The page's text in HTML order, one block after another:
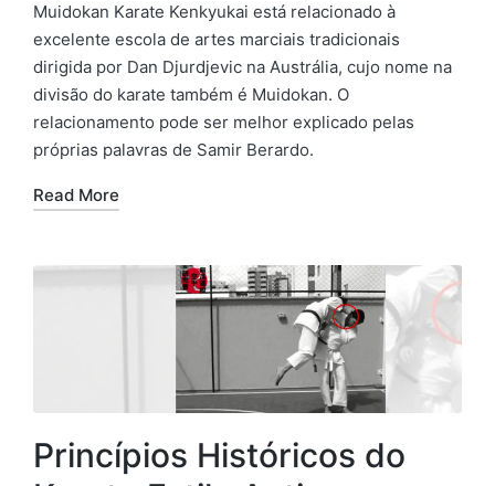
Muidokan Karate Kenkyukai está relacionado à
excelente escola de artes marciais tradicionais
dirigida por Dan Djurdjevic na Austrália, cujo nome na
divisão do karate também é Muidokan. O
relacionamento pode ser melhor explicado pelas
próprias palavras de Samir Berardo.
Read More
Princípios Históricos do